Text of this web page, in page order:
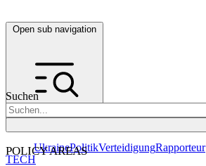
Open sub navigation
Suchen
POLICY AREAS
UkrainePolitikVerteidigungRapporteur
TECH